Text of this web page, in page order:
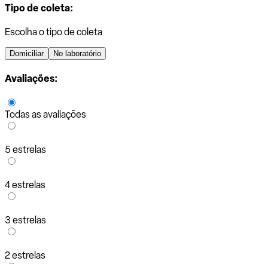
Tipo de coleta:
Escolha o tipo de coleta
Domiciliar No laboratório
Avaliações:
Todas as avaliações
5 estrelas
4 estrelas
3 estrelas
2 estrelas